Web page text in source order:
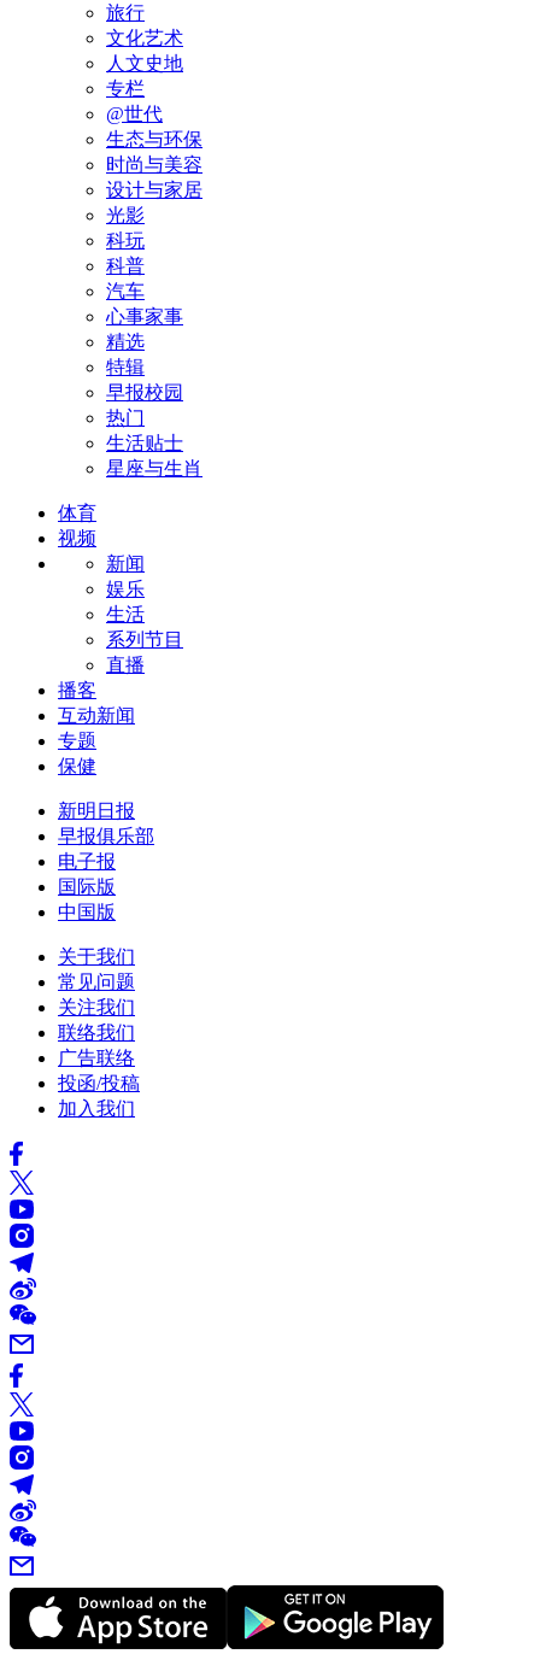
旅行
文化艺术
人文史地
专栏
@世代
生态与环保
时尚与美容
设计与家居
光影
科玩
科普
汽车
心事家事
精选
特辑
早报校园
热门
生活贴士
星座与生肖
体育
视频
新闻
娱乐
生活
系列节目
直播
播客
互动新闻
专题
保健
新明日报
早报俱乐部
电子报
国际版
中国版
关于我们
常见问题
关注我们
联络我们
广告联络
投函/投稿
加入我们